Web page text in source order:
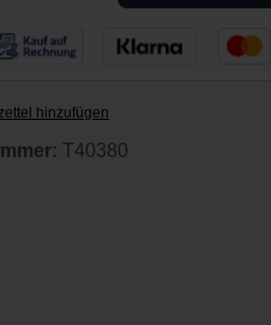
hinzufügen
T40380